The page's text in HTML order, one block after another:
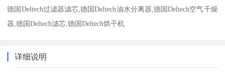
德国Deltech过滤器滤芯,德国Deltech油水分离器,德国Deltech空气干燥
器,德国Deltech滤芯,德国Deltech烘干机
详细说明